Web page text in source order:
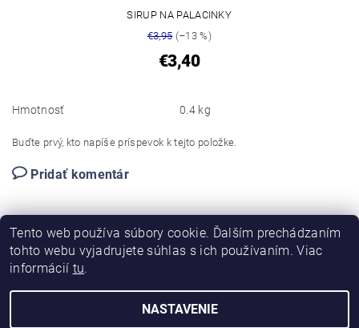
SIRUP NA PALACINKY
€3,95(–13 %)
€3,40
Hmotnosť 0.4 kg
Buďte prvý, kto napíše príspevok k tejto položke.
Pridať komentár
Tento web používa súbory cookie. Ďalším prechádzaním
tohto webu vyjadrujete súhlas s ich používaním. Viac
informácií tu.
NASTAVENIE